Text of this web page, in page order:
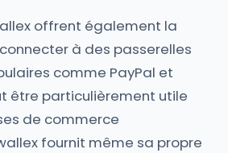
offrent également la
à des passerelles
comme PayPal et
être particulièrement utile
de commerce
fournit même sa propre